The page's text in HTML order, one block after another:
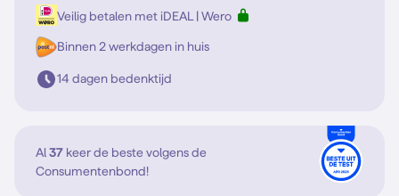
Veilig betalen met iDEAL | Wero
Binnen 2 werkdagen in huis
14 dagen bedenktijd
Al37 keer de beste volgens de
Consumentenbond!